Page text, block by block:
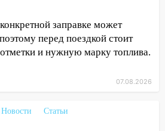
улицах Ульяновска
холодную воду
двоих участников
схемы при ЦГКБ
на 7 и 8 лет
и Саратовской
заправке может
перед поездкой стоит
и нужную марку топлива.
07.08.2026
Новости
Статьи